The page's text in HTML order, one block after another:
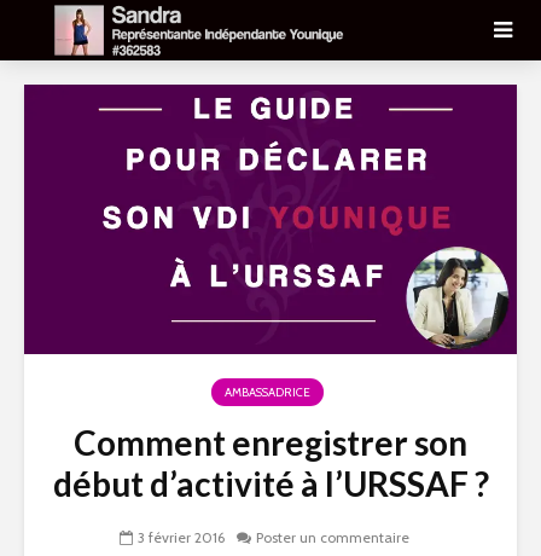
AMBASSADRICE
Comment enregistrer son
début d’activité à l’URSSAF ?
3 février 2016 Poster un commentaire